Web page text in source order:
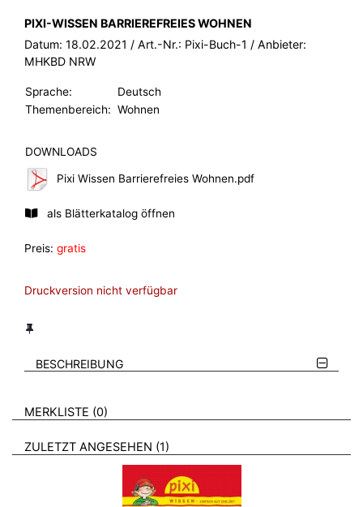
BROSCHÜRE:
PIXI-WISSEN BARRIEREFREIES WOHNEN
Datum: 18.02.2021 / Art.-Nr.: Pixi-Buch-1 / Anbieter:
MHKBD NRW
Sprache:
Deutsch
Themenbereich: Wohnen
DOWNLOADS
Pixi Wissen Barrierefreies Wohnen.pdf
als Blätterkatalog öffnen
Preis: gratis
Druckversion nicht verfügbar
BESCHREIBUNG
VERWEISE AUF VERMERKTE- ODER ZULETZT ANGESEHENE
MERKLISTE 0 BROSCHÜREN
ZULETZT ANGESEHEN 1 BROSCHÜREN